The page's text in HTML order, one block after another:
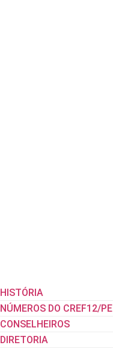
HISTÓRIA
NÚMEROS DO CREF12/PE
CONSELHEIROS
DIRETORIA